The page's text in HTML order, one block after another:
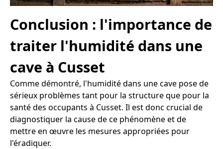
Conclusion : l'importance de
traiter l'humidité dans une
cave à Cusset
Comme démontré, l'humidité dans une cave pose de
sérieux problèmes tant pour la structure que pour la
santé des occupants à Cusset. Il est donc crucial de
diagnostiquer la cause de ce phénomène et de
mettre en œuvre les mesures appropriées pour
l'éradiquer.